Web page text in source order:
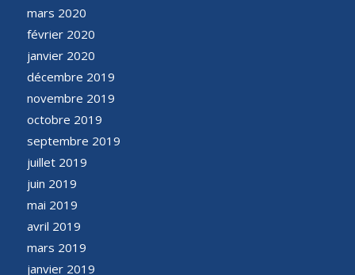
mars 2020
février 2020
janvier 2020
décembre 2019
novembre 2019
octobre 2019
septembre 2019
juillet 2019
juin 2019
mai 2019
avril 2019
mars 2019
janvier 2019